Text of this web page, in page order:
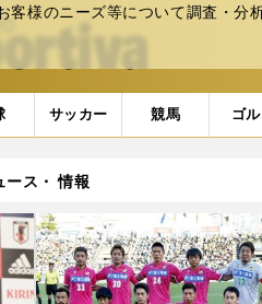
客様のニーズ等について調査・
ティーバ)
サッカー 競馬 ゴ
ース・ 情報